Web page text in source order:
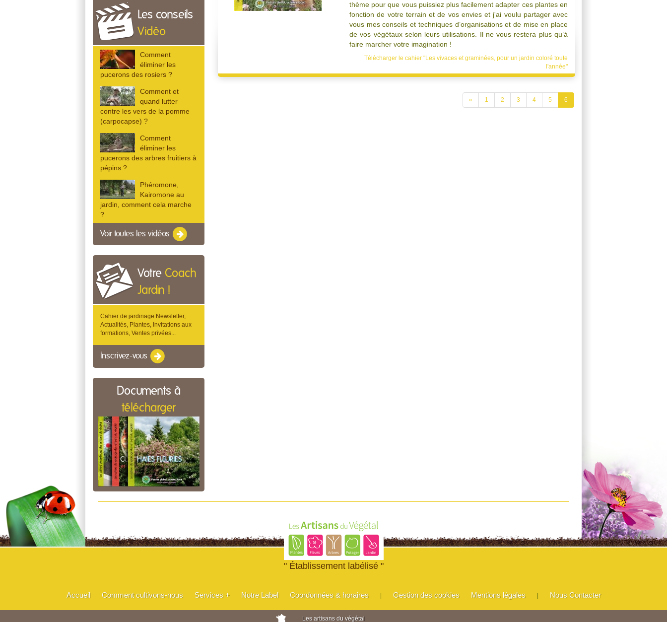
Les conseils
Vidéo
Comment
éliminer les
pucerons des rosiers ?
Comment et
quand lutter
contre les vers de la pomme
(carpocapse) ?
Comment
éliminer les
pucerons des arbres fruitiers à
pépins ?
Phéromone,
Kairomone au
jardin, comment cela marche
?
Voir toutes les vidéos
Votre Coach
Jardin !
Cahier de jardinage Newsletter,
Actualités, Plantes, Invitations aux
formations, Ventes privées...
Inscrivez-vous
Documents à
télécharger
thème pour que vous puissiez plus facilement adapter ces plantes en
fonction de votre terrain et de vos envies et j'ai voulu partager avec
vous mes conseils et techniques d’organisations et de mise en place
de vos végétaux selon leurs utilisations. Il ne vous restera plus qu’à
faire marcher votre imagination !
Télécharger le cahier "Les vivaces et graminées, pour un jardin coloré toute
l'année"
« 1 2 3 4 5 6
" Établissement labélisé "
Accueil Comment cultivons-nous Services + Notre Label Coordonnées & horaires Gestion des cookies Mentions légales Nous Contacter
Les artisans du végétal